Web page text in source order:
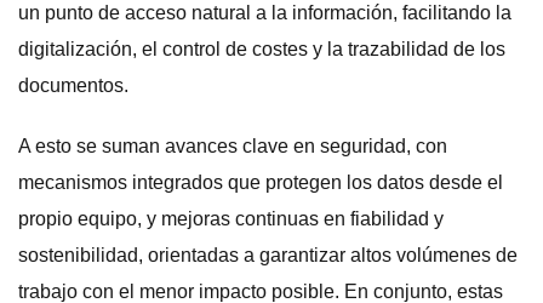
un punto de acceso natural a la información, facilitando la
digitalización, el control de costes y la trazabilidad de los
documentos.
A esto se suman avances clave en seguridad, con
mecanismos integrados que protegen los datos desde el
propio equipo, y mejoras continuas en fiabilidad y
sostenibilidad, orientadas a garantizar altos volúmenes de
trabajo con el menor impacto posible. En conjunto, estas